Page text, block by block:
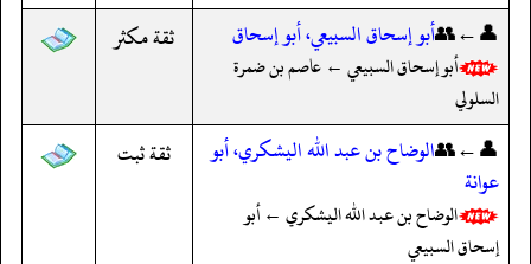
👤←👥أبو إسحاق السبيعي، أبو إسحاق
أبو إسحاق السبيعي ← عاصم بن ضمرة
السلولي
ثقة مكثر
👤←👥الوضاح بن عبد الله اليشكري، أبو
عوانة
الوضاح بن عبد الله اليشكري ← أبو
إسحاق السبيعي
ثقة ثبت